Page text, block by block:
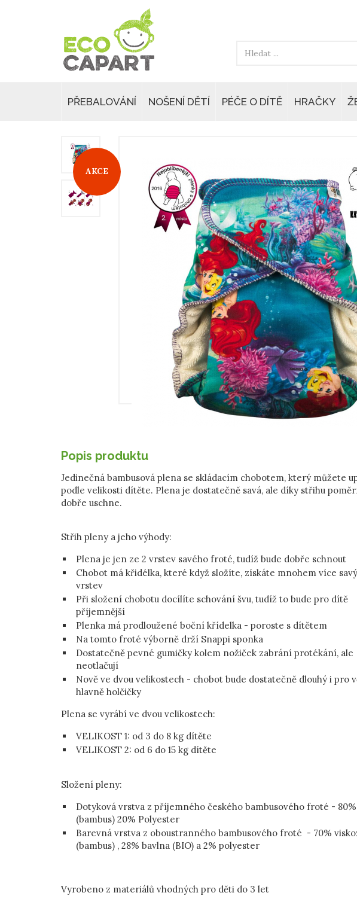
PŘEBALOVÁNÍ NOŠENÍ DĚTÍ PÉČE O DÍTĚ HRAČKY
AKCE
Popis produktu
Jedinečná bambusová plena se skládacím chobotem, který můžete
podle velikosti dítěte. Plena je dostatečně savá, ale díky střihu
dobře uschne.
Střih pleny a jeho výhody:
Plena je jen ze 2 vrstev savého froté, tudíž bude dobře schnout
Chobot má křidélka, které když složíte, získáte mnohem více
vrstev
Při složení chobotu docílíte schování švu, tudíž to bude pro dítě
příjemnější
Plenka má prodloužené boční křídelka - poroste s dítětem
Na tomto froté výborně drží Snappi sponka
Dostatečně pevné gumičky kolem nožiček zabrání protékání, ale
neotlačují
Nově ve dvou velikostech - chobot bude dostatečně dlouhý i pro
hlavně holčičky
Plena se vyrábí ve dvou velikostech:
VELIKOST 1: od 3 do 8 kg dítěte
VELIKOST 2: od 6 do 15 kg dítěte
Složení pleny:
Dotyková vrstva z příjemného českého bambusového froté -
(bambus) 20% Polyester
Barevná vrstva z oboustranného bambusového froté - 70%
(bambus) , 28% bavlna (BIO) a 2% polyester
Vyrobeno z materiálů vhodných pro děti do 3 let